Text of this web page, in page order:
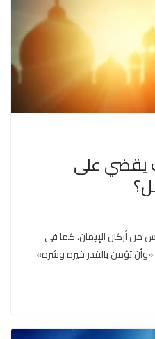
يقضي على
من أركان الإيمان، كما في
تؤمن بالقدر خيره وشره»